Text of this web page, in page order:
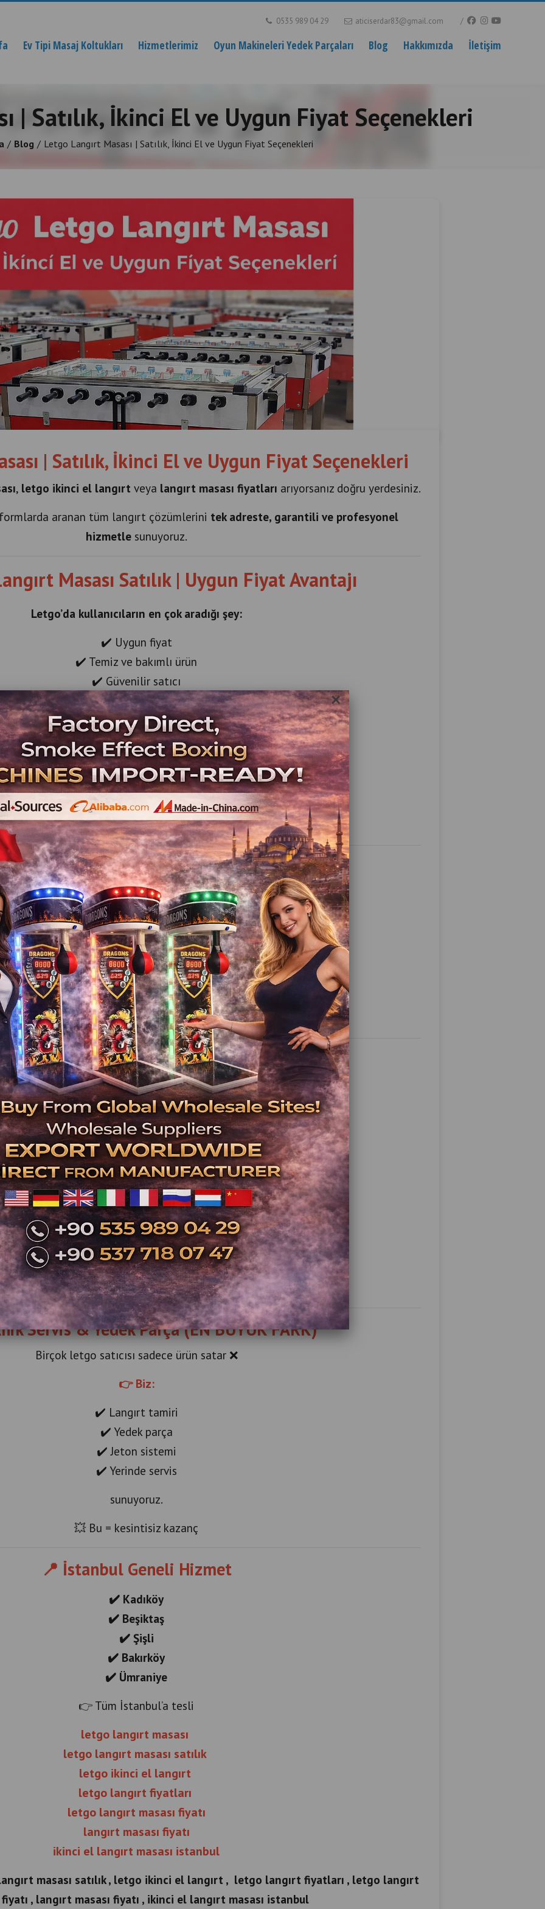
×
0535 989 04 29 aticiserdar83@gmail.com
Ev Tipi Masaj Koltukları Hizmetlerimiz Oyun Makineleri Yedek Parçaları Blog Hakkımızda İletişim
| Satılık, İkinci El ve Uygun Fiyat Seçenekleri
Blog Letgo Langırt Masası | Satılık, İkinci El ve Uygun Fiyat Seçenekleri
| Satılık, İkinci El ve Uygun Fiyat Seçenekleri
, letgo ikinci el langırt veya langırt masası fiyatları arıyorsanız doğru yerdesiniz.
aranan tüm langırt çözümlerini tek adreste, garantili ve profesyonel
hizmetlesunuyoruz.
Masası Satılık | Uygun Fiyat Avantajı
Letgo’da kullanıcıların en çok aradığı şey:
✔️ Uygun fiyat
✔️ Temiz ve bakımlı ürün
✔️ Güvenilir satıcı
👉 Biz size:
✔️Sıfır ayarında ikinci el langırt masaları
✔️ Garantili satış
✔️ Kurulum desteği
✔️ Teknik servis hizmeti
sunuyoruz.
El Langırt | Neden Tercih Edilmeli?
İkinci el langırt masaları:
✔️ Daha uygun fiyatlıdır
✔️ Aynı performansı sunar
✔️ Hızlı yatırım geri dönüşü sağlar
👉 Özellikle kafe, bar ve işletmeler için:
💥yüksek kazançlı bir yatırım aracıdır
Masası Fiyatları (Letgo Alternatifi)
Letgo’da fiyatlar genellikle:
❌ Garantiz
❌ Servissiz
❌ Bakımsız
👉 Bizde ise:
✔️ Bakımlı
✔️ Garantili
✔️ Teknik destekli
💥 Uzun vadede daha kazançlı
Servis & Yedek Parça (EN BÜYÜK FARK)
Birçok letgo satıcısı sadece ürün satar ❌
👉 Biz:
✔️ Langırt tamiri
✔️ Yedek parça
✔️ Jeton sistemi
✔️ Yerinde servis
sunuyoruz.
💥 Bu = kesintisiz kazanç
📍 İstanbul Geneli Hizmet
✔️ Kadıköy
✔️ Beşiktaş
✔️ Şişli
✔️ Bakırköy
✔️ Ümraniye
👉 Tüm İstanbul’a tesli
letgo langırt masası
letgo langırt masası satılık
letgo ikinci el langırt
letgo langırt fiyatları
letgo langırt masası fiyatı
langırt masası fiyatı
ikinci el langırt masası istanbul
masası satılık , letgo ikinci el langırt , letgo langırt fiyatları , letgo langırt
fiyatı , langırt masası fiyatı , ikinci el langırt masası istanbul